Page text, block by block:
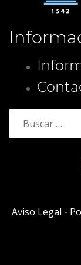
Buscar:
Aviso Legal -